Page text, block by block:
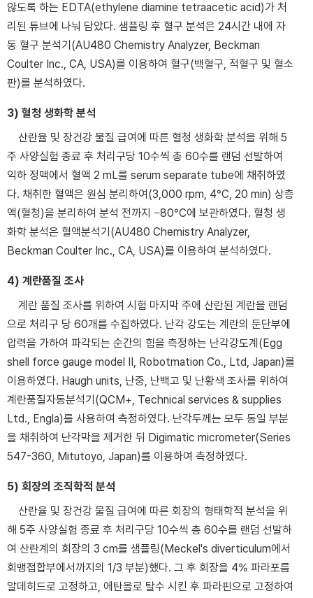
않도록 하는 EDTA(ethylene diamine tetraacetic acid)가 처
리된 튜브에 나눠 담았다. 샘플링 후 혈구 분석은 24시간 내에 자
동 혈구 분석기(AU480 Chemistry Analyzer, Beckman
Coulter Inc., CA, USA)를 이용하여 혈구(백혈구, 적혈구 및 혈소
판)를 분석하였다.
3) 혈청 생화학 분석
산란율 및 장건강 물질 급여에 따른 혈청 생화학 분석을 위해 5
주 사양실험 종료 후 처리구당 10수씩 총 60수를 랜덤 선발하여
익하 정맥에서 혈액 2 mL를 serum separate tube에 채취하였
다. 채취한 혈액은 원심 분리하여(3,000 rpm, 4°C, 20 min) 상층
액(혈청)을 분리하여 분석 전까지 −80°C에 보관하였다. 혈청 생
화학 분석은 혈액분석기(AU480 Chemistry Analyzer,
Beckman Coulter Inc., CA, USA)를 이용하여 분석하였다.
4) 계란품질 조사
계란 품질 조사를 위하여 시험 마지막 주에 산란된 계란을 랜덤
으로 처리구 당 60개를 수집하였다. 난각 강도는 계란의 둔단부에
압력을 가하여 파각되는 순간의 힘을 측정하는 난각강도계(Egg
shell force gauge model II, Robotmation Co., Ltd, Japan)를
이용하였다. Haugh units, 난중, 난백고 및 난황색 조사를 위하여
계란품질자동분석기(QCM+, Technical services & supplies
Ltd., Engla)를 사용하여 측정하였다. 난각두께는 모두 동일 부분
을 채취하여 난각막을 제거한 뒤 Digimatic micrometer(Series
547-360, Mitutoyo, Japan)를 이용하여 측정하였다.
5) 회장의 조직학적 분석
산란율 및 장건강 물질 급여에 따른 회장의 형태학적 분석을 위
해 5주 사양실험 종료 후 처리구당 10수씩 총 60수를 랜덤 선발하
여 산란계의 회장의 3 cm를 샘플링(Meckel's diverticulum에서
회맹접합부에서까지의 1/3 부분)했다. 그 후 회장을 4% 파라포름
알데히드로 고정하고, 에탄올로 탈수 시킨 후 파라핀으로 고정하여